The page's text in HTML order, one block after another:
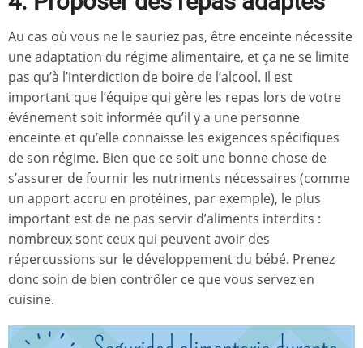
Au cas où vous ne le sauriez pas, être enceinte nécessite
une adaptation du régime alimentaire, et ça ne se limite
pas qu’à l’interdiction de boire de l’alcool. Il est
important que l’équipe qui gère les repas lors de votre
événement soit informée qu’il y a une personne
enceinte et qu’elle connaisse les exigences spécifiques
de son régime. Bien que ce soit une bonne chose de
s’assurer de fournir les nutriments nécessaires (comme
un apport accru en protéines, par exemple), le plus
important est de ne pas servir d’aliments interdits :
nombreux sont ceux qui peuvent avoir des
répercussions sur le développement du bébé. Prenez
donc soin de bien contrôler ce que vous servez en
cuisine.